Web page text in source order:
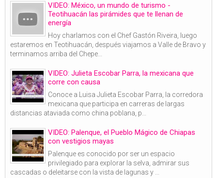
VIDEO: México, un mundo de turismo -
Teotihuacán las pirámides que te llenan de
energía
Hoy charlamos con el Chef Gastón Riveira, luego
estaremos en Teotihuacán, después viajamos a Valle de Bravo y
terminamos arriba del Chepe...
VIDEO: Julieta Escobar Parra, la mexicana que
corre con causa
Conoce a Luisa Julieta Escobar Parra, la corredora
mexicana que participa en carreras de largas
distancias ataviada como china poblana, p...
VIDEO: Palenque, el Pueblo Mágico de Chiapas
con vestigios mayas
Palenque es conocido por ser un espacio
privilegiado para explorar la selva, admirar sus
cascadas o deleitarse con la vista de lagunas y ...